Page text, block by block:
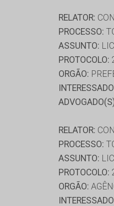
RELATOR:
PROCESSO:
ASSUNTO:
PROTOCOLO:
ORGÃO:
RELATOR:
PROCESSO:
ASSUNTO:
PROTOCOLO:
ORGÃO: